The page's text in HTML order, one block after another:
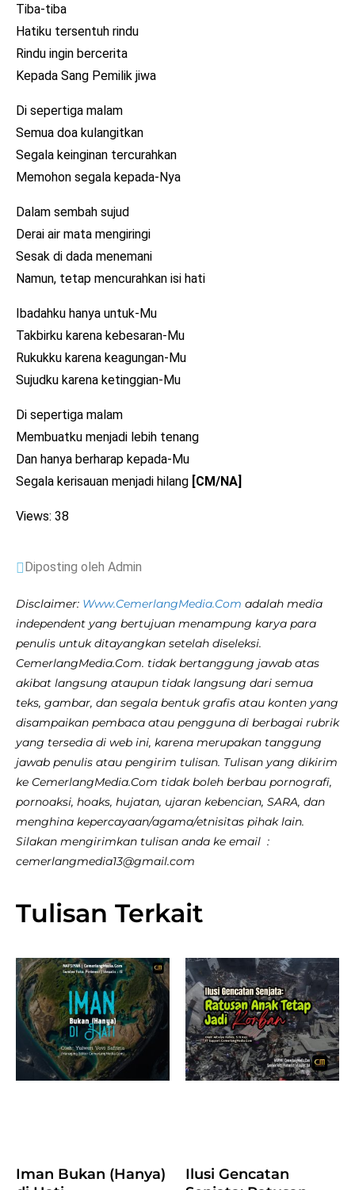
Tiba-tiba
Hatiku tersentuh rindu
Rindu ingin bercerita
Kepada Sang Pemilik jiwa
Di sepertiga malam
Semua doa kulangitkan
Segala keinginan tercurahkan
Memohon segala kepada-Nya
Dalam sembah sujud
Derai air mata mengiringi
Sesak di dada menemani
Namun, tetap mencurahkan isi hati
Ibadahku hanya untuk-Mu
Takbirku karena kebesaran-Mu
Rukukku karena keagungan-Mu
Sujudku karena ketinggian-Mu
Di sepertiga malam
Membuatku menjadi lebih tenang
Dan hanya berharap kepada-Mu
Segala kerisauan menjadi hilang [CM/NA]
Views: 38
Diposting oleh Admin
Disclaimer: Www.CemerlangMedia.Com adalah media
independent yang bertujuan menampung karya para
penulis untuk ditayangkan setelah diseleksi.
CemerlangMedia.Com. tidak bertanggung jawab atas
akibat langsung ataupun tidak langsung dari semua
teks, gambar, dan segala bentuk grafis atau konten yang
disampaikan pembaca atau pengguna di berbagai rubrik
yang tersedia di web ini, karena merupakan tanggung
jawab penulis atau pengirim tulisan. Tulisan yang dikirim
ke CemerlangMedia.Com tidak boleh berbau pornografi,
pornoaksi, hoaks, hujatan, ujaran kebencian, SARA, dan
menghina kepercayaan/agama/etnisitas pihak lain.
Silakan mengirimkan tulisan anda ke email :
cemerlangmedia13@gmail.com
Tulisan Terkait
Iman Bukan (Hanya)
Ilusi Gencatan